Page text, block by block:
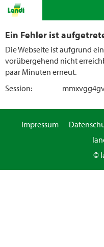
Ein Fehler ist
Die Webseite ist aufgrund
vorübergehend nicht
paar Minuten erneut.
Session:
Impressum
©